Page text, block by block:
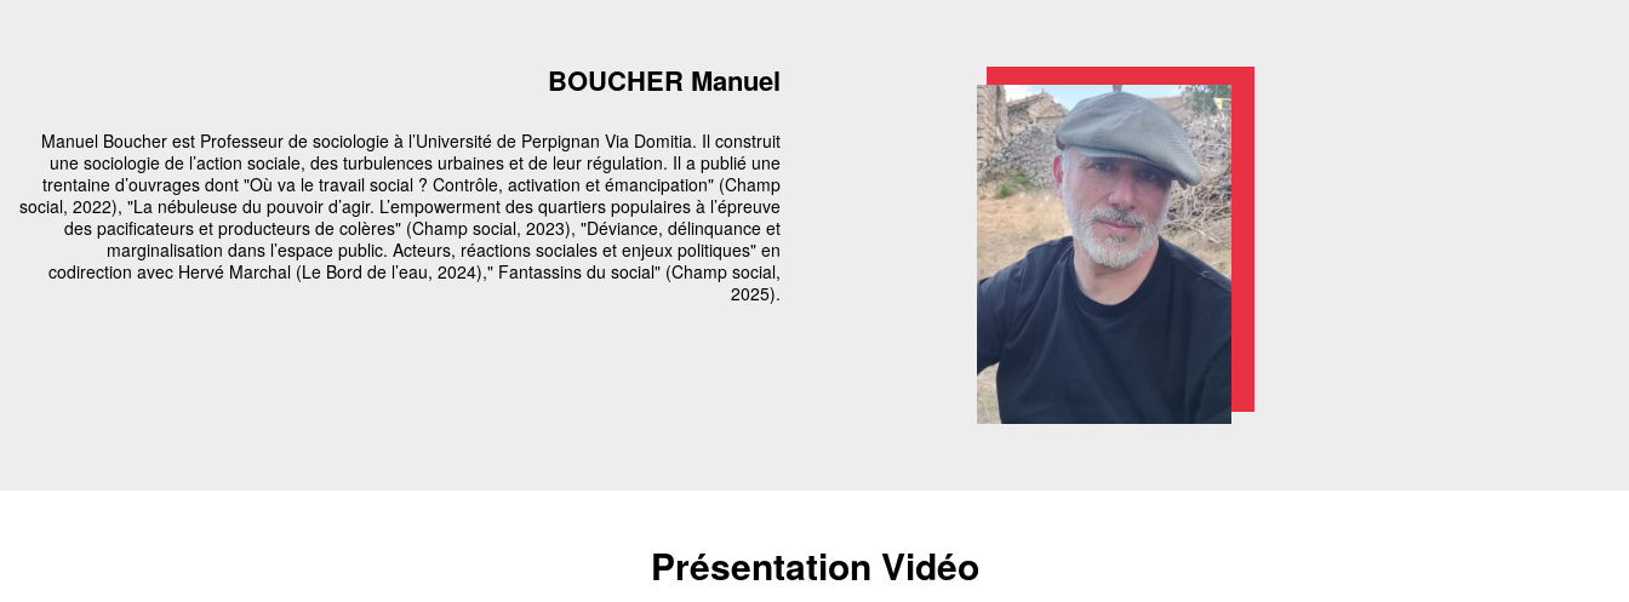
BOUCHER Manuel
Manuel Boucher est Professeur de sociologie à l’Université de Perpignan Via Domitia. Il construit
une sociologie de l’action sociale, des turbulences urbaines et de leur régulation. Il a publié une
trentaine d’ouvrages dont "Où va le travail social ? Contrôle, activation et émancipation" (Champ
social, 2022), "La nébuleuse du pouvoir d’agir. L’empowerment des quartiers populaires à l’épreuve
des pacificateurs et producteurs de colères" (Champ social, 2023), "Déviance, délinquance et
marginalisation dans l’espace public. Acteurs, réactions sociales et enjeux politiques" en
codirection avec Hervé Marchal (Le Bord de l’eau, 2024)," Fantassins du social" (Champ social,
2025).
Présentation Vidéo